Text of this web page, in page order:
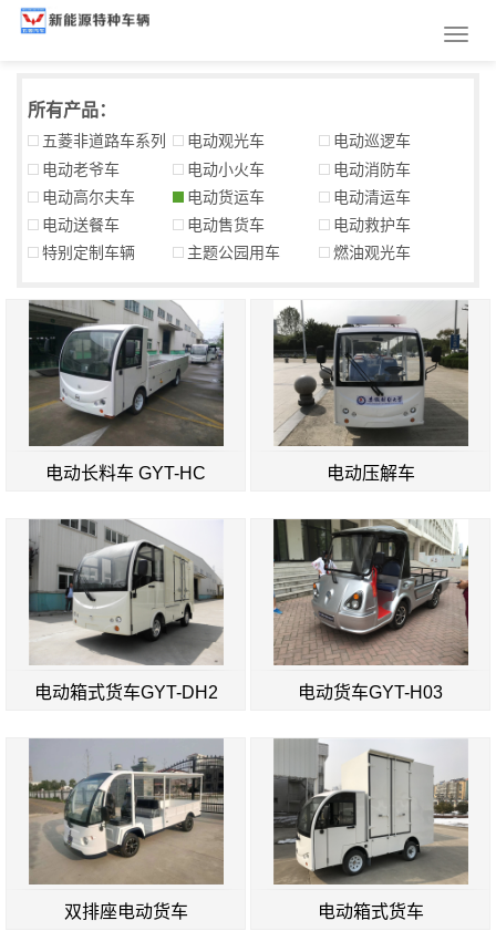
所有产品：
五菱非道路车系列 电动观光车
电动巡逻车
电动老爷车
电动小火车
电动消防车
电动高尔夫车
电动货运车
电动清运车
电动送餐车
电动售货车
电动救护车
特别定制车辆
主题公园用车 燃油观光车
电动长料车 GYT-HC 电动压解车
电动箱式货车GYT-DH2 电动货车GYT-H03
双排座电动货车 电动箱式货车